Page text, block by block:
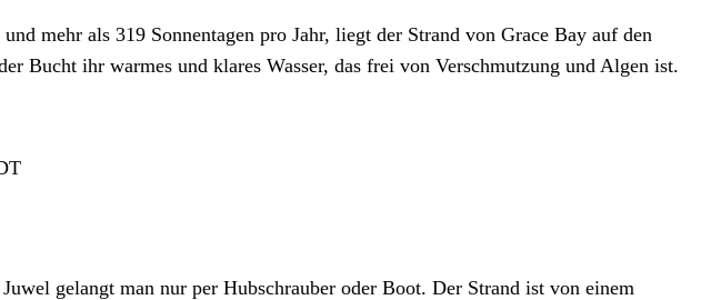
mehr als 319 Sonnentagen pro Jahr, liegt der Strand von Grace Bay auf den
Bucht ihr warmes und klares Wasser, das frei von Verschmutzung und Algen ist.
gelangt man nur per Hubschrauber oder Boot. Der Strand ist von einem